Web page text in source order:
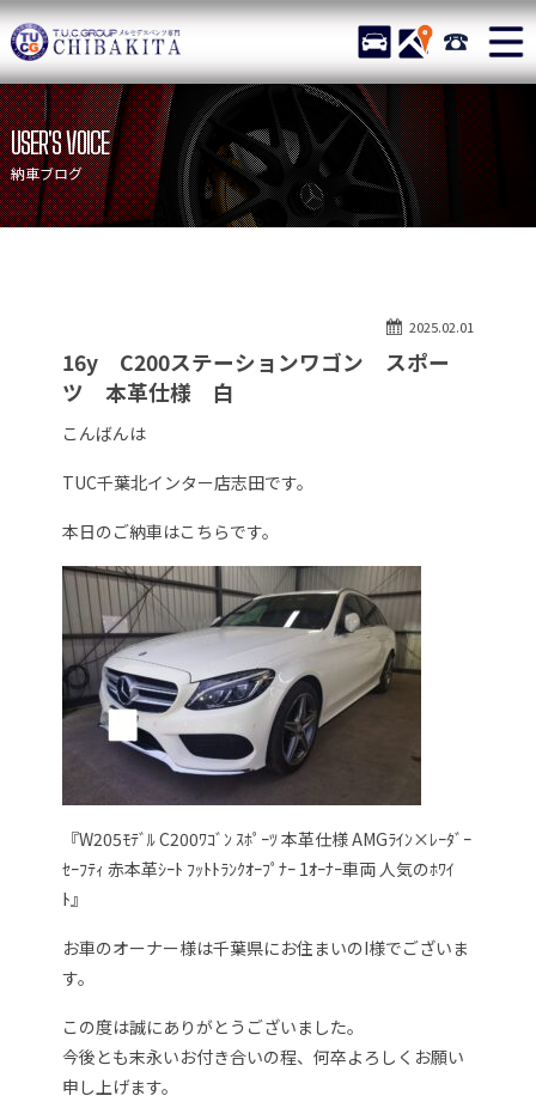
TUCグループ メルセデスベ
STOCK ACCESS 043-
ニュース
在庫リスト
目玉車両一覧
店舗紹介
保証＆サービス
アクセスマップ
自動車保険
TUCとは？
納車blog
会社概要
USER'S VOICE
納車ブログ
2025.02.01
16y C200ステーションワゴン スポー
ツ 本革仕様 白
こんばんは
TUC千葉北インター店志田です。
本日のご納車はこちらです。
『W205ﾓﾃﾞﾙ C200ﾜｺﾞﾝ ｽﾎﾟｰﾂ 本革仕様 AMGﾗｲﾝ×ﾚｰﾀﾞｰ
ｾｰﾌﾃｨ 赤本革ｼｰﾄ ﾌｯﾄﾄﾗﾝｸｵｰﾌﾟﾅｰ 1ｵｰﾅｰ車両 人気のﾎﾜｲ
ﾄ』
お車のオーナー様は千葉県にお住まいのI様でございま
す。
この度は誠にありがとうございました。
今後とも末永いお付き合いの程、何卒よろしくお願い
申し上げます。